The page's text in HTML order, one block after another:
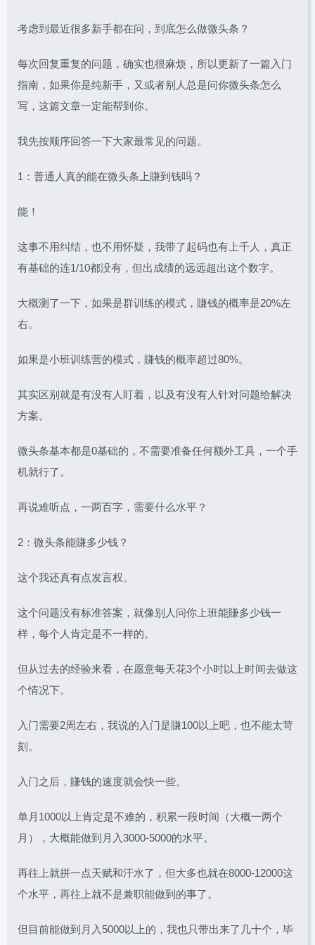
考虑到最近很多新手都在问，到底怎么做微头条？
每次回复重复的问题，确实也很麻烦，所以更新了一篇入门
指南，如果你是纯新手，又或者别人总是问你微头条怎么
写，这篇文章一定能帮到你。
我先按顺序回答一下大家最常见的问题。
1：普通人真的能在微头条上賺到钱吗？
能！
这事不用纠结，也不用怀疑，我带了起码也有上千人，真正
有基础的连1/10都没有，但出成绩的远远超出这个数字。
大概测了一下，如果是群训练的模式，賺钱的概率是20%左
右。
如果是小班训练营的模式，賺钱的概率超过80%。
其实区别就是有没有人盯着，以及有没有人针对问题给解决
方案。
微头条基本都是0基础的，不需要准备任何额外工具，一个手
机就行了。
再说难听点，一两百字，需要什么水平？
2：微头条能賺多少钱？
这个我还真有点发言权。
这个问题没有标准答案，就像别人问你上班能賺多少钱一
样，每个人肯定是不一样的。
但从过去的经验来看，在愿意每天花3个小时以上时间去做这
个情况下。
入门需要2周左右，我说的入门是賺100以上吧，也不能太苛
刻。
入门之后，賺钱的速度就会快一些。
单月1000以上肯定是不难的，积累一段时间（大概一两个
月），大概能做到月入3000-5000的水平。
再往上就拼一点天赋和汗水了，但大多也就在8000-12000这
个水平，再往上就不是兼职能做到的事了。
但目前能做到月入5000以上的，我也只带出来了几十个，毕